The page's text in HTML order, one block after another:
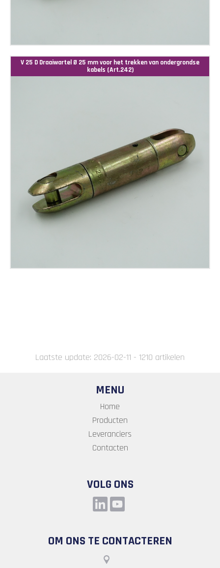
V 25 D Draaiwartel Ø 25 mm voor het trekken van ondergrondse
kabels (Art.242)
Laatste update: 2026-02-11 - 1210 artikelen
MENU
Home
Producten
Leveranciers
Contacten
VOLG ONS
OM ONS TE CONTACTEREN